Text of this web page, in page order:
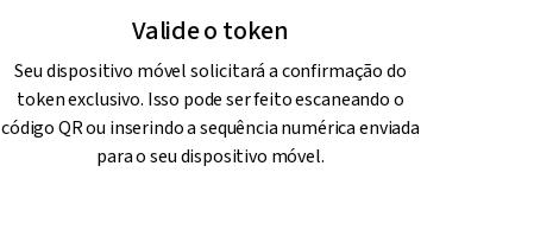
Valide o token
Seu dispositivo móvel solicitará a confirmação do
token exclusivo. Isso pode ser feito escaneando o
código QR ou inserindo a sequência numérica enviada
para o seu dispositivo móvel.